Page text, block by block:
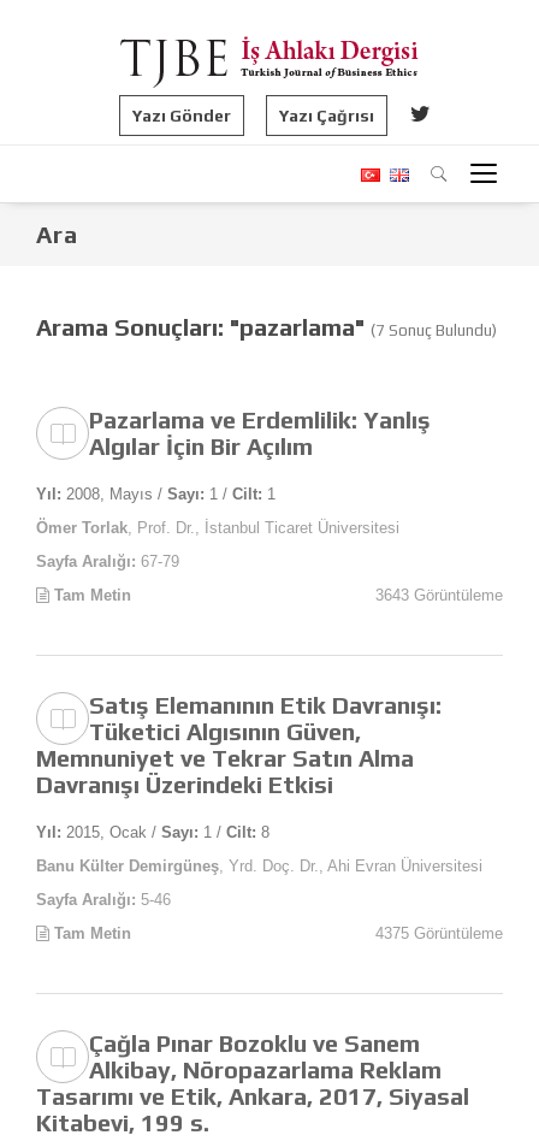
Yazı Gönder Yazı Çağrısı
Ara
Arama Sonuçları: "pazarlama" (7 Sonuç Bulundu)
Pazarlama ve Erdemlilik: Yanlış
Algılar İçin Bir Açılım
Yıl: 2008, Mayıs / Sayı: 1 / Cilt: 1
Ömer Torlak , Prof. Dr., İstanbul Ticaret Üniversitesi
Sayfa Aralığı: 67-79
Tam Metin
3643 Görüntüleme
Satış Elemanının Etik Davranışı:
Tüketici Algısının Güven,
Memnuniyet ve Tekrar Satın Alma
Davranışı Üzerindeki Etkisi
Yıl: 2015, Ocak / Sayı: 1 / Cilt: 8
Banu Külter Demirgüneş , Yrd. Doç. Dr., Ahi Evran Üniversitesi
Sayfa Aralığı: 5-46
Tam Metin
4375 Görüntüleme
Çağla Pınar Bozoklu ve Sanem
Alkibay, Nöropazarlama Reklam
Tasarımı ve Etik, Ankara, 2017, Siyasal
Kitabevi, 199 s.